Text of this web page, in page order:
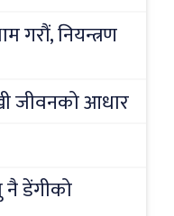
गरौं, नियन्त्रण
जीवनको आधार
नै डेंगीको